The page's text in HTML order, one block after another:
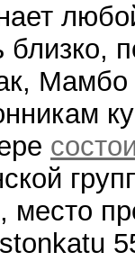
близко,
место